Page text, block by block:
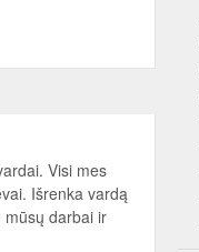
Visi mes
Išrenka vardą
mūsų darbai ir